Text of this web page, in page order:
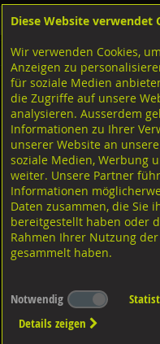
Shop Schrauben Linsen-Pan-
Bohrschrauben
Diverse Ausführungen
Bohrschrauben
Diese Website verwendet
Wir verwenden Cookies,
Anzeigen zu
für soziale Medien
die Zugriffe auf unsere
analysieren. Ausserdem
Informationen zu Ihrer
unserer Website an
soziale Medien, Werbung
weiter. Unsere Partner
Informationen
Daten zusammen, die Sie
bereitgestellt haben oder
Rahmen Ihrer Nutzung
gesammelt haben.
Notwendig
Details zeigen